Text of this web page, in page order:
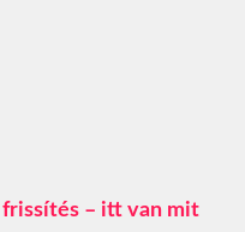
frissítés – itt van mit